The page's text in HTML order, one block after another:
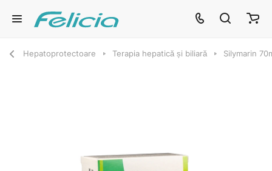
Hepatoprotectoare Terapia hepatică și biliară Silymarin